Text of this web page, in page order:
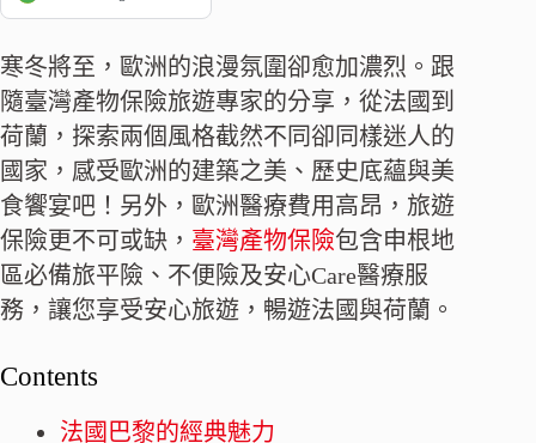
寒冬將至，歐洲的浪漫氛圍卻愈加濃烈。跟
隨臺灣產物保險旅遊專家的分享，從法國到
荷蘭，探索兩個風格截然不同卻同樣迷人的
國家，感受歐洲的建築之美、歷史底蘊與美
食饗宴吧！另外，歐洲醫療費用高昂，旅遊
保險更不可或缺， 臺灣產物保險包含申根地
區必備旅平險、不便險及安心Care醫療服
務，讓您享受安心旅遊，暢遊法國與荷蘭。
Contents
法國巴黎的經典魅力